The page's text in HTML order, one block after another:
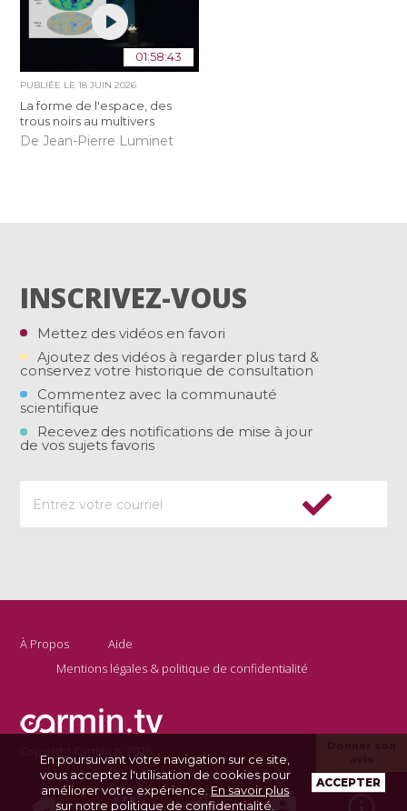
01:58:43
PUBLIÉE LE18 JUIN 2026
La forme de l'espace, des
trous noirs au multivers
De Jean-Pierre Luminet
INSCRIVEZ-VOUS
Mettez des vidéos en favori
Ajoutez des vidéos à regarder plus tard &
conservez votre historique de consultation
Commentez avec la communauté
scientifique
Recevez des notifications de mise à jour
de vos sujets favoris
À Propos
Aide
Mentions légales & politique de confidentialité
Copyright Carmin.tv 2026
En poursuivant votre navigation sur ce site,
vous acceptez l'utilisation de cookies pour
améliorer votre expérience. En savoir plus
sur notre politique de confidentialité
ACCEPTER